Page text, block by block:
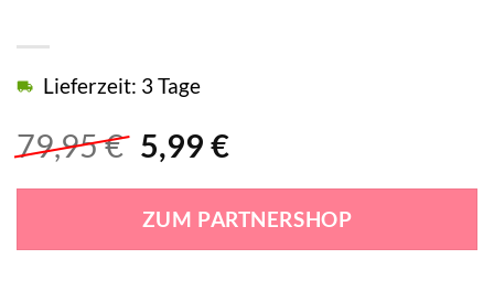
79,95€ Ursprünglicher
war:
79,95 €
5,99 €Aktueller
ist:
5,99 €.
Lieferzeit: 3 Tage
ZUM PARTNERSHOP